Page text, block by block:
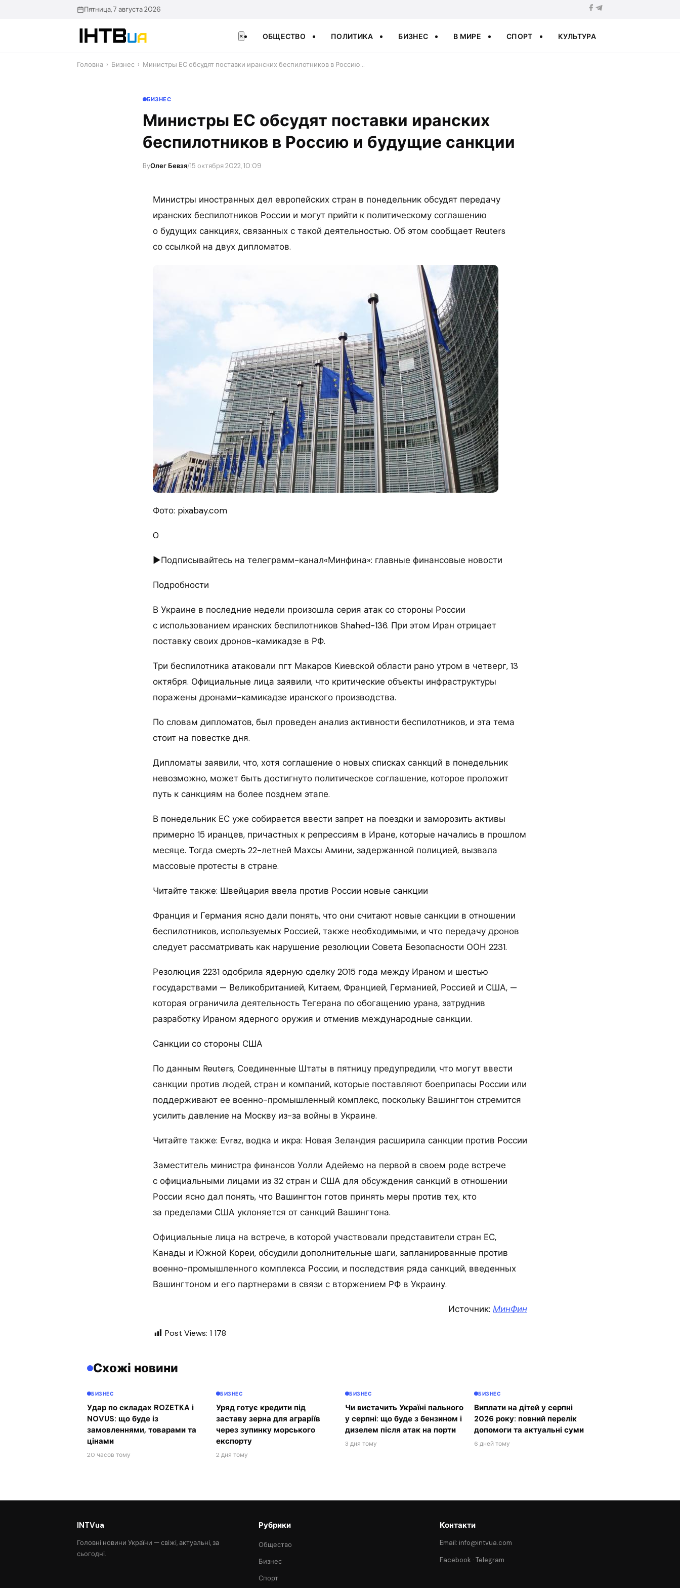
Пятница, 7 августа 2026
× ОБЩЕСТВО ПОЛИТИКА БИЗНЕС В МИРЕ СПОРТ КУЛЬТУРА
Головна › Бизнес › Министры ЕС обсудят поставки иранских беспилотников в Россию…
БИЗНЕС
Министры ЕС обсудят поставки иранских
беспилотников в Россию и будущие санкции
ByОлег Бевзя/15 октября 2022, 10:09
Министры иностранных дел европейских стран в понедельник обсудят передачу
иранских беспилотников России и могут прийти к политическому соглашению
о будущих санкциях, связанных с такой деятельностью. Об этом сообщает Reuters
со ссылкой на двух дипломатов.
Фото: pixabay.com
0
►Подписывайтесь на телеграмм-канал«Минфина»: главные финансовые новости
Подробности
В Украине в последние недели произошла серия атак со стороны России
с использованием иранских беспилотников Shahed-136. При этом Иран отрицает
поставку своих дронов-камикадзе в РФ.
Три беспилотника атаковали пгт Макаров Киевской области рано утром в четверг, 13
октября. Официальные лица заявили, что критические объекты инфраструктуры
поражены дронами-камикадзе иранского производства.
По словам дипломатов, был проведен анализ активности беспилотников, и эта тема
стоит на повестке дня.
Дипломаты заявили, что, хотя соглашение о новых списках санкций в понедельник
невозможно, может быть достигнуто политическое соглашение, которое проложит
путь к санкциям на более позднем этапе.
В понедельник ЕС уже собирается ввести запрет на поездки и заморозить активы
примерно 15 иранцев, причастных к репрессиям в Иране, которые начались в прошлом
месяце. Тогда смерть 22-летней Махсы Амини, задержанной полицией, вызвала
массовые протесты в стране.
Читайте также: Швейцария ввела против России новые санкции
Франция и Германия ясно дали понять, что они считают новые санкции в отношении
беспилотников, используемых Россией, также необходимыми, и что передачу дронов
следует рассматривать как нарушение резолюции Совета Безопасности ООН 2231.
Резолюция 2231 одобрила ядерную сделку 2015 года между Ираном и шестью
государствами — Великобританией, Китаем, Францией, Германией, Россией и США, —
которая ограничила деятельность Тегерана по обогащению урана, затруднив
разработку Ираном ядерного оружия и отменив международные санкции.
Санкции со стороны США
По данным Reuters, Соединенные Штаты в пятницу предупредили, что могут ввести
санкции против людей, стран и компаний, которые поставляют боеприпасы России или
поддерживают ее военно-промышленный комплекс, поскольку Вашингтон стремится
усилить давление на Москву из-за войны в Украине.
Читайте также: Evraz, водка и икра: Новая Зеландия расширила санкции против России
Заместитель министра финансов Уолли Адейемо на первой в своем роде встрече
с официальными лицами из 32 стран и США для обсуждения санкций в отношении
России ясно дал понять, что Вашингтон готов принять меры против тех, кто
за пределами США уклоняется от санкций Вашингтона.
Официальные лица на встрече, в которой участвовали представители стран ЕС,
Канады и Южной Кореи, обсудили дополнительные шаги, запланированные против
военно-промышленного комплекса России, и последствия ряда санкций, введенных
Вашингтоном и его партнерами в связи с вторжением РФ в Украину.
Источник: МинФин
Post Views: 1 178
Схожі новини
БИЗНЕС
Удар по складах ROZETKA і
NOVUS: що буде із
замовленнями, товарами та
цінами
20 часов тому
БИЗНЕС
Уряд готує кредити під
заставу зерна для аграріїв
через зупинку морського
експорту
2 дня тому
БИЗНЕС
Чи вистачить Україні пального
у серпні: що буде з бензином і
дизелем після атак на порти
3 дня тому
БИЗНЕС
Виплати на дітей у серпні
2026 року: повний перелік
допомоги та актуальні суми
6 дней тому
INTVua
Головні новини України — свіжі, актуальні, за
сьогодні.
Рубрики
Общество
Бизнес
Спорт
Контакти
Email: info@intvua.com
Facebook ·Telegram